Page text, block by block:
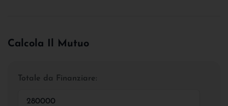
Calcola Il Mutuo
Totale da Finanziare: